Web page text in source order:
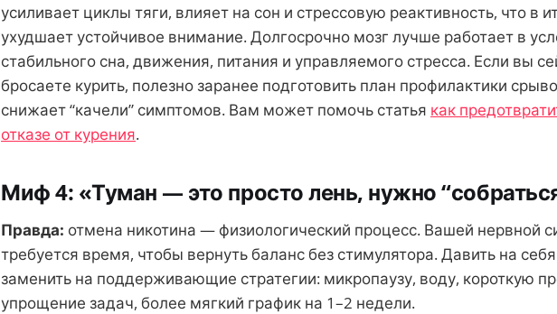
усиливает циклы тяги, влияет на сон и стрессовую реактивность, что в
ухудшает устойчивое внимание. Долгосрочно мозг лучше работает в
стабильного сна, движения, питания и управляемого стресса. Если вы
бросаете курить, полезно заранее подготовить план профилактики
снижает “качели” симптомов. Вам может помочь статья как
отказе от курения.
Миф 4: «Туман — это просто лень, нужно
Правда: отмена никотина — физиологический процесс. Вашей нервной
требуется время, чтобы вернуть баланс без стимулятора. Давить на
заменить на поддерживающие стратегии: микропаузу, воду, короткую
упрощение задач, более мягкий график на 1–2 недели.